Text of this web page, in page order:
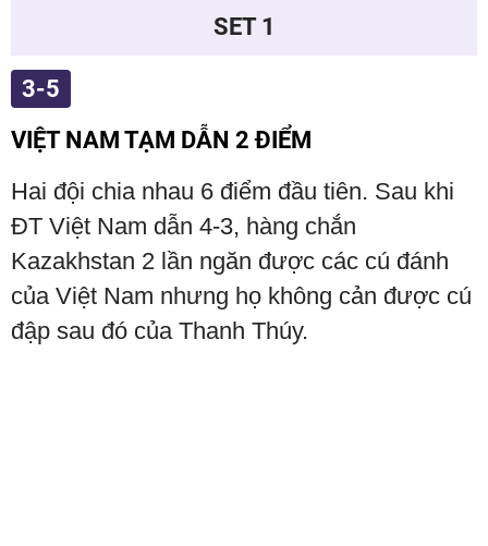
SET 1
3-5
VIỆT NAM TẠM DẪN 2 ĐIỂM
Hai đội chia nhau 6 điểm đầu tiên. Sau khi
ĐT Việt Nam dẫn 4-3, hàng chắn
Kazakhstan 2 lần ngăn được các cú đánh
của Việt Nam nhưng họ không cản được cú
đập sau đó của Thanh Thúy.